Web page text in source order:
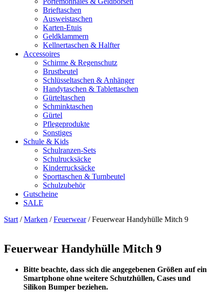
Brieftaschen
Ausweistaschen
Karten-Etuis
Geldklammern
Kellnertaschen & Halfter
Accessoires
Schirme & Regenschutz
Brustbeutel
Schlüsseltaschen & Anhänger
Handytaschen & Tablettaschen
Gürteltaschen
Schminktaschen
Gürtel
Pflegeprodukte
Sonstiges
Schule & Kids
Schulranzen-Sets
Schulrucksäcke
Kinderrucksäcke
Sporttaschen & Turnbeutel
Schulzubehör
Gutscheine
SALE
Start /Marken /Feuerwear/ Feuerwear Handyhülle Mitch 9
Feuerwear Handyhülle Mitch 9
Bitte beachte, dass sich die angegebenen Größen auf ein
Smartphone ohne weitere Schutzhüllen, Cases und
Silikon Bumper beziehen.